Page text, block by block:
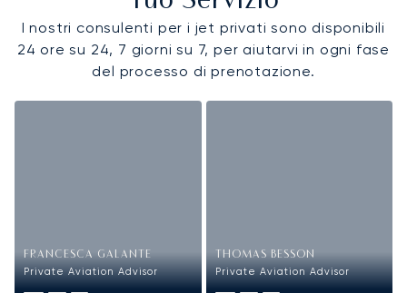
I nostri consulenti per i jet privati sono disponibili
24 ore su 24, 7 giorni su 7, per aiutarvi in ogni fase
del processo di prenotazione.
FRANCESCA GALANTE
Private Aviation Advisor
THOMAS BESSON
Private Aviation Advisor